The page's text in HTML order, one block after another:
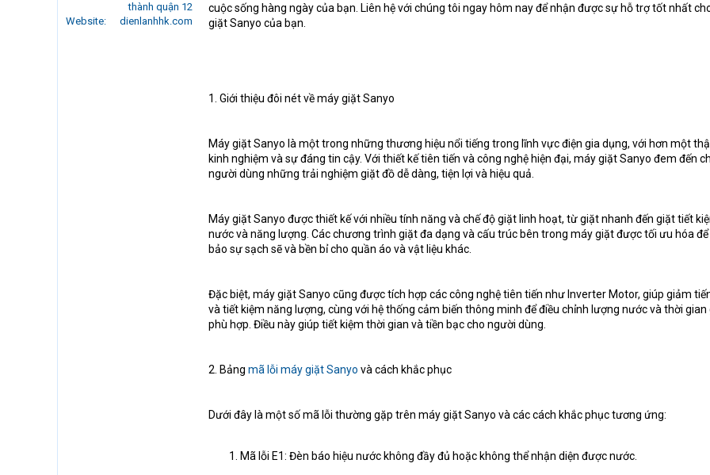
thành quận 12
Website
dienlanhhk.com
cuộc sống hàng ngày của bạn. Liên hệ với chúng tôi ngay hôm nay để nhận được sự hỗ trợ tốt nhất
giặt Sanyo của bạn.
1. Giới thiệu đôi nét về máy giặt Sanyo
Máy giặt Sanyo là một trong những thương hiệu nổi tiếng trong lĩnh vực điện gia dụng, với hơn một
kinh nghiệm và sự đáng tin cậy. Với thiết kế tiên tiến và công nghệ hiện đại, máy giặt Sanyo đem đến
người dùng những trải nghiệm giặt đồ dễ dàng, tiện lợi và hiệu quả.
Máy giặt Sanyo được thiết kế với nhiều tính năng và chế độ giặt linh hoạt, từ giặt nhanh đến giặt tiết
nước và năng lượng. Các chương trình giặt đa dạng và cấu trúc bên trong máy giặt được tối ưu hóa
bảo sự sạch sẽ và bền bỉ cho quần áo và vật liệu khác.
Đặc biệt, máy giặt Sanyo cũng được tích hợp các công nghệ tiên tiến như Inverter Motor, giúp giảm
và tiết kiệm năng lượng, cùng với hệ thống cảm biến thông minh để điều chỉnh lượng nước và thời gian
phù hợp. Điều này giúp tiết kiệm thời gian và tiền bạc cho người dùng.
2. Bảng mã lỗi máy giặt Sanyo và cách khắc phục
Dưới đây là một số mã lỗi thường gặp trên máy giặt Sanyo và các cách khắc phục tương ứng:
Mã lỗi E1: Đèn báo hiệu nước không đầy đủ hoặc không thể nhận diện được nước.